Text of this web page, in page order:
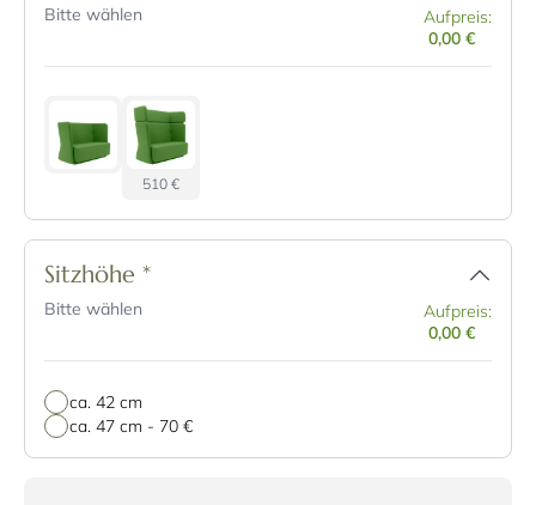
Bitte wählen
Aufpreis:
0,00 €
510 €
Sitzhöhe *
Bitte wählen
Aufpreis:
0,00 €
ca. 42 cm
ca. 47 cm - 70 €